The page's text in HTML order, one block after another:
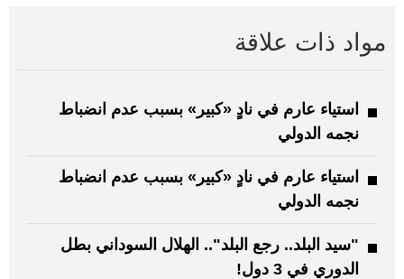
مواد ذات علاقة
استياء عارم في نادٍ «كبير» بسبب عدم انضباط
نجمه الدولي
استياء عارم في نادٍ «كبير» بسبب عدم انضباط
نجمه الدولي
"سيد البلد.. رجع البلد".. الهلال السوداني بطل
الدوري في 3 دول!